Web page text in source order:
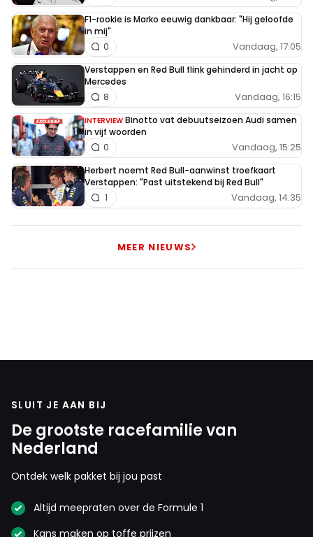
F1-rookie is Marko eeuwig dankbaar: "Hij geloofde
in mij"
Vandaag, 17:05
0
Verstappen en Red Bull flink gehinderd in jacht op
Mercedes
Vandaag, 16:15
8
INTERVIEW Binotto vat debuutseizoen Audi samen
in vijf woorden
Vandaag, 15:25
0
Herbert noemt Red Bull-aanwinst troefkaart
Verstappen: "Past uitstekend bij Red Bull"
Vandaag, 14:35
1
MEER NIEUWS
SLUIT JE AAN BIJ
De grootste racefamilie van
Nederland
Ontdek welk pakket bij jou past
Altijd meepraten over de Formule 1
Kans maken op toffe prijzen